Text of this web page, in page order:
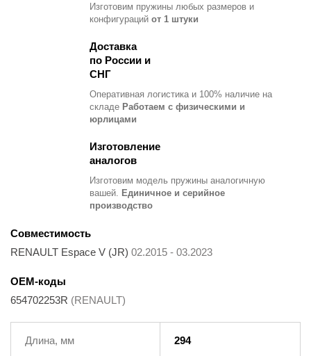
Изготовим пружины любых размеров и
конфигураций от 1 штуки
Доставка
по России и
СНГ
Оперативная логистика и 100% наличие на
складе Работаем с физическими и
юрлицами
Изготовление
аналогов
Изготовим модель пружины аналогичную
вашей. Единичное и серийное
производство
Совместимость
RENAULT Espace V (JR) 02.2015 - 03.2023
OEM-коды
654702253R (RENAULT)
Длина, мм 294